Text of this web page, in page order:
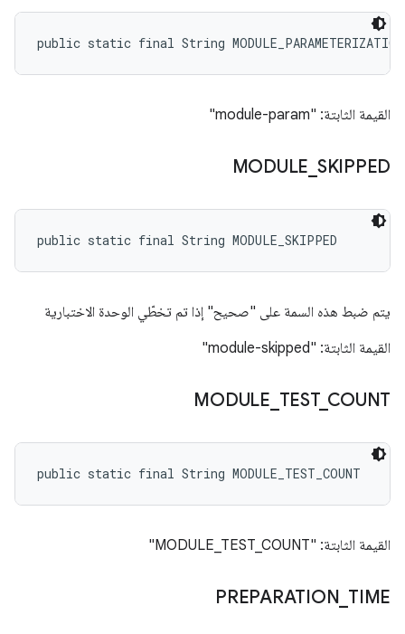
public static final String MODULE_PARAMETERIZATION
القيمة الثابتة: "module-param"
MODULE SKIPPED
public static final String MODULE_SKIPPED
يتم ضبط هذه السمة على "صحيح" إذا تم تخطّي الوحدة الاختبارية
القيمة الثابتة: "module-skipped"
MODULE TEST_ COUNT
public static final String MODULE_TEST_COUNT
القيمة الثابتة: "MODULE_TEST_COUNT"
PREPARATION TIME